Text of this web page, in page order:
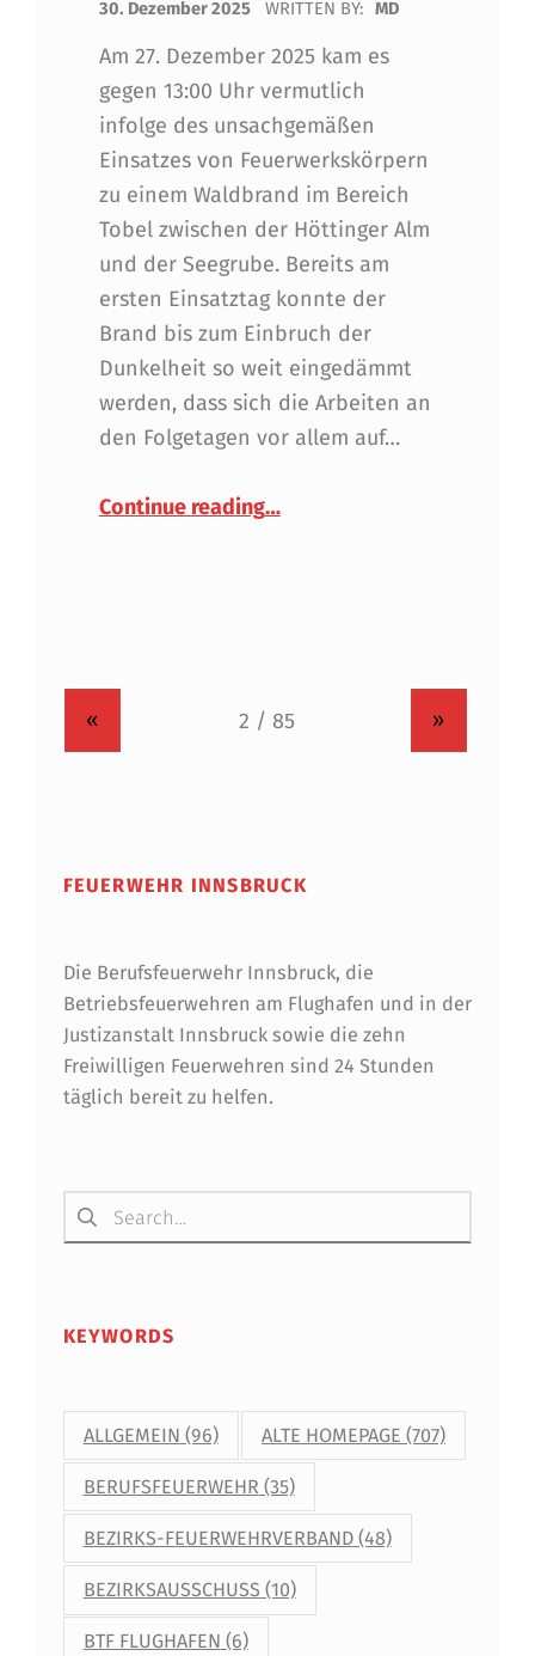
30. Dezember 2025 WRITTEN BY: MD
Am 27. Dezember 2025 kam es
gegen 13:00 Uhr vermutlich
infolge des unsachgemäßen
Einsatzes von Feuerwerkskörpern
zu einem Waldbrand im Bereich
Tobel zwischen der Höttinger Alm
und der Seegrube. Bereits am
ersten Einsatztag konnte der
Brand bis zum Einbruch der
Dunkelheit so weit eingedämmt
werden, dass sich die Arbeiten an
den Folgetagen vor allem auf…
Continue reading…
« »
FEUERWEHR INNSBRUCK
Die Berufsfeuerwehr Innsbruck, die
Betriebsfeuerwehren am Flughafen und in der
Justizanstalt Innsbruck sowie die zehn
Freiwilligen Feuerwehren sind 24 Stunden
täglich bereit zu helfen.
Suchen nach:
KEYWORDS
ALLGEMEIN (96) ALTE HOMEPAGE (707)
BERUFSFEUERWEHR (35)
BEZIRKS-FEUERWEHRVERBAND(48)
BEZIRKSAUSSCHUSS (10)
BTF FLUGHAFEN (6)